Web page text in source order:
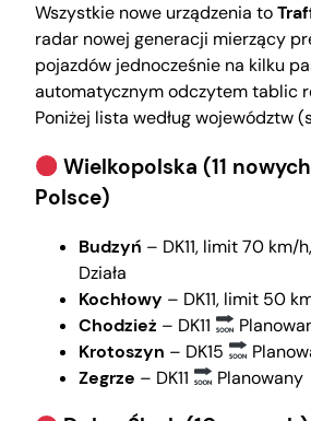
Wszystkie nowe urządzenia to
radar nowej generacji mierzący
pojazdów jednocześnie na kilku
automatycznym odczytem tablic
Poniżej lista według województw
Wielkopolska (11
Polsce)
Budzyń – DK11, limit 70 km/
Działa
Kochłowy – DK11, limit 50
Chodzież – DK11
Krotoszyn – DK15
Zegrze – DK11 Planowany